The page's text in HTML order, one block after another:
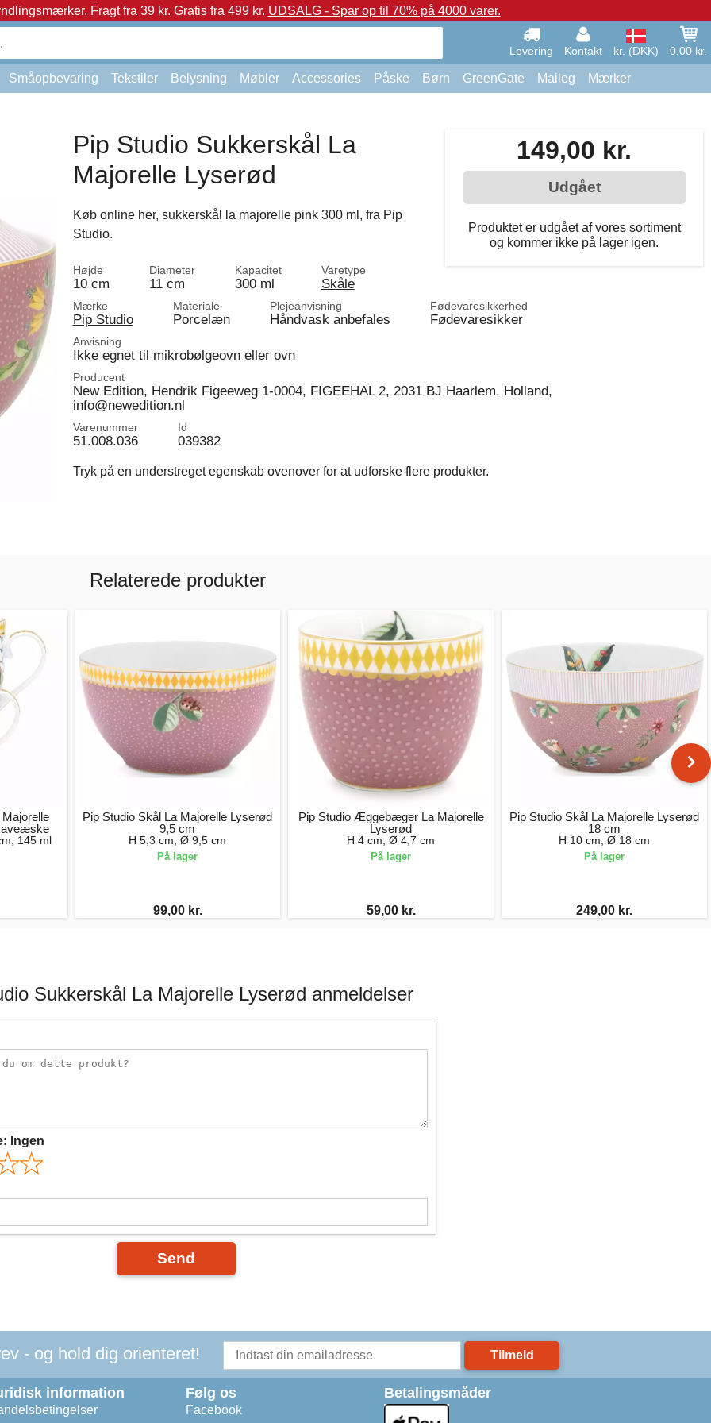
Fragt fra 39 kr. Gratis fra 499 kr. UDSALG - Spar op til 70% på 4000 varer.
Levering Kontakt kr. (DKK) 0,00 kr.
Småopbevaring Tekstiler Belysning Møbler Accessories Påske Børn GreenGate Maileg Mærker
149,00 kr.
Udgået
Produktet er udgået af vores sortiment
og kommer ikke på lager igen.
Pip Studio Sukkerskål La
Majorelle Lyserød
Køb online her, sukkerskål la majorelle pink 300 ml, fra Pip
Studio.
Højde
10 cm
Diameter
11 cm
Kapacitet
300 ml
Varetype
Skåle
Mærke
Pip Studio
Materiale
Porcelæn
Plejeanvisning
Håndvask anbefales
Fødevaresikkerhed
Fødevaresikker
Anvisning
Ikke egnet til mikrobølgeovn eller ovn
Producent
New Edition, Hendrik Figeeweg 1-0004, FIGEEHAL 2, 2031 BJ Haarlem, Holland,
info@newedition.nl
Varenummer
51.008.036
Id
039382
Tryk på en understreget egenskab ovenover for at udforske flere produkter.
Relaterede produkter
145 ml
Pip Studio Skål La Majorelle Lyserød
9,5 cm
H 5,3 cm, Ø 9,5 cm
På lager
99,00 kr.
Pip Studio Æggebæger La Majorelle
Lyserød
H 4 cm, Ø 4,7 cm
På lager
59,00 kr.
Pip Studio Skål La Majorelle Lyserød
18 cm
H 10 cm, Ø 18 cm
På lager
249,00 kr.
Sukkerskål La Majorelle Lyserød anmeldelser
Ingen
Send
- og hold dig orienteret! Tilmeld
information Følg os
Facebook
Betalingsmåder